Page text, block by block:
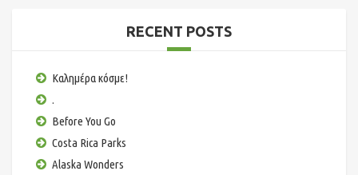
RECENT POSTS
Καλημέρα κόσμε!
.
Before You Go
Costa Rica Parks
Alaska Wonders